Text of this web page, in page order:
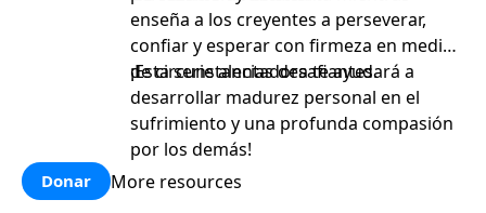
enseña a los creyentes a perseverar,
confiar y esperar con firmeza en medio
de circunstancias desafiantes.
¡Esta serie alentadora te ayudará a
desarrollar madurez personal en el
sufrimiento y una profunda compasión
por los demás!
Donar More resources